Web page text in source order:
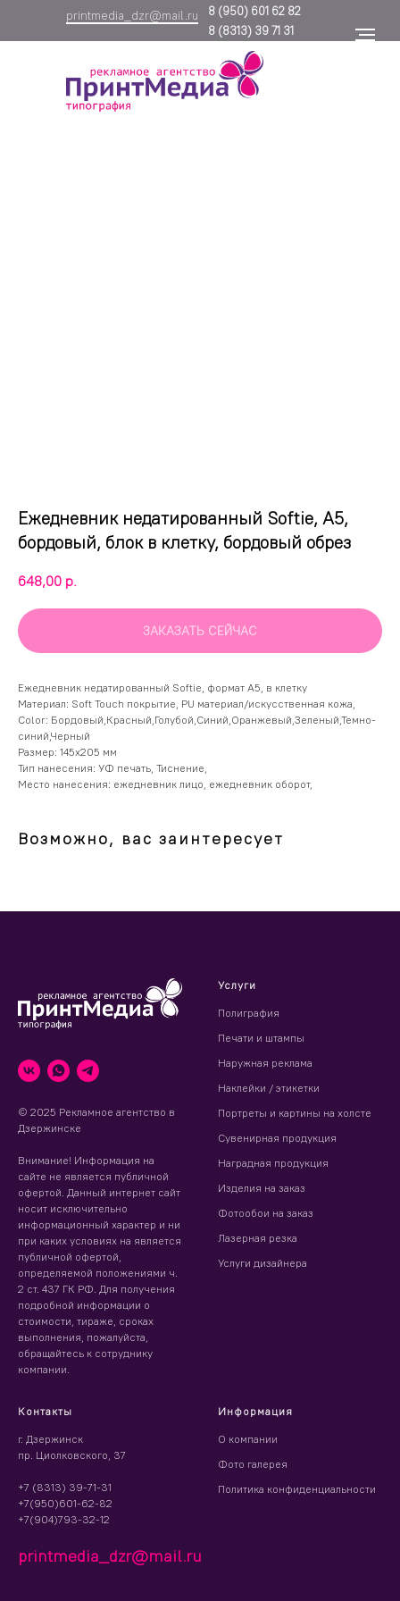
8 (950) 601 62 82
printmedia_dzr@mail.ru
8 (8313) 39 71 31
Ежедневник недатированный Softie, А5,
бордовый, блок в клетку, бордовый обрез
648,00 р.
ЗАКАЗАТЬ СЕЙЧАС
Ежедневник недатированный Softie, формат А5, в клетку
Материал: Soft Touch покрытие, PU материал/искусственная кожа,
Color: Бордовый,Красный,Голубой,Синий,Оранжевый,Зеленый,Темно-
синий,Черный
Размер: 145х205 мм
Тип нанесения: УФ печать, Тиснение,
Место нанесения: ежедневник лицо, ежедневник оборот,
Возможно, вас заинтересует
© 2025 Рекламное агентство в
Дзержинске
Внимание! Информация на
сайте не является публичной
офертой. Данный интернет сайт
носит исключительно
информационный характер и ни
при каких условиях на является
публичной офертой,
определяемой положениями ч.
2 ст. 437 ГК РФ. Для получения
подробной информации о
стоимости, тираже, сроках
выполнения, пожалуйста,
обращайтесь к сотруднику
компании.
Услуги
Полиграфия
Печати и штампы
Наружная реклама
Наклейки / этикетки
Портреты и картины на холсте
Сувенирная продукция
Наградная продукция
Изделия на заказ
Фотообои на заказ
Лазерная резка
Услуги дизайнера
Контакты
г. Дзержинск
пр. Циолковского, 37
+7 (8313) 39-71-31
+7(950)601-62-82
+7(904)793-32-12
printmedia_dzr@mail.ru
Информация
О компании
Фото галерея
Политика конфиденциальности